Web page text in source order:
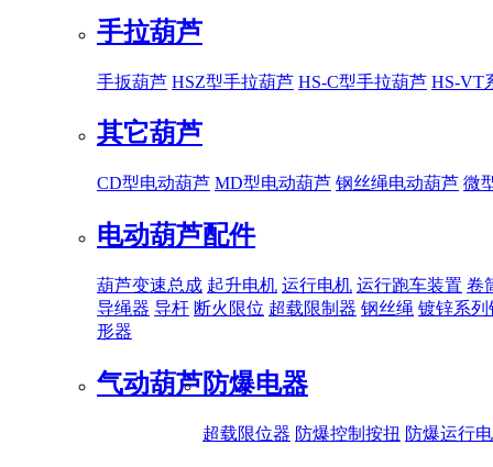
手拉葫芦
手扳葫芦 HSZ型手拉葫芦 HS-C型手拉葫芦 HS-VT
其它葫芦
CD型电动葫芦 MD型电动葫芦 钢丝绳电动葫芦 微
电动葫芦配件
葫芦变速总成 起升电机 运行电机 运行跑车装置 卷
导绳器 导杆 断火限位 超载限制器 钢丝绳 镀锌系列
形器
气动葫芦防爆电器
超载限位器 防爆控制按扭 防爆运行